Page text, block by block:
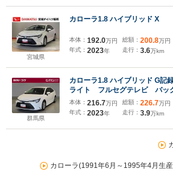
宮城県
カローラ1.8 ハイブリッド X
本体： 192.0万円
年式： 2023年
総額： 200.8万円
走行： 3.6万km
群馬県
カローラ1.8 ハイブリッド G
ライト フルセグテレビ バッ
イザー ドラレコ オートエア
キー ミュージックプレイヤ
トクルーズコントロール
本体： 216.7万円
年式： 2023年
総額： 226.7万円
走行： 3.9万km
カローラ(1991年6月～1995年4月生